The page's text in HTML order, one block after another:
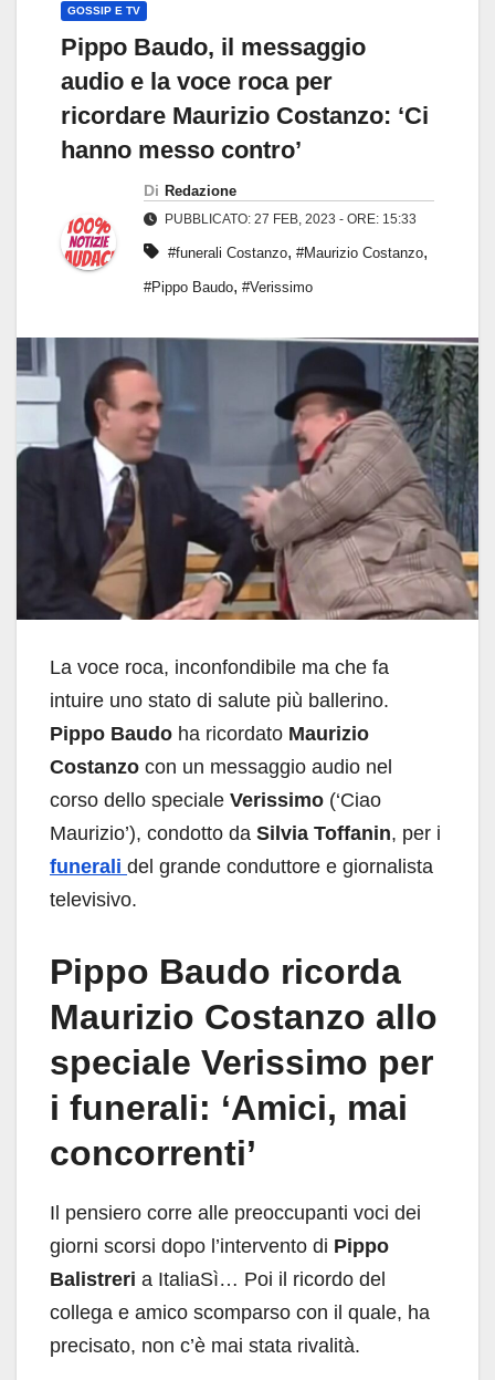
GOSSIP E TV
Pippo Baudo, il messaggio
audio e la voce roca per
ricordare Maurizio Costanzo: ‘Ci
hanno messo contro’
Di Redazione
PUBBLICATO: 27 FEB, 2023 - ORE: 15:33
#funerali Costanzo, #Maurizio Costanzo,
#Pippo Baudo, #Verissimo
La voce roca, inconfondibile ma che fa
intuire uno stato di salute più ballerino.
Pippo Baudo ha ricordato Maurizio
Costanzo con un messaggio audio nel
corso dello speciale Verissimo (‘Ciao
Maurizio’), condotto da Silvia Toffanin, per i
funerali del grande conduttore e giornalista
televisivo.
Pippo Baudo ricorda
Maurizio Costanzo allo
speciale Verissimo per
i funerali: ‘Amici, mai
concorrenti’
Il pensiero corre alle preoccupanti voci dei
giorni scorsi dopo l’intervento di Pippo
Balistreri a ItaliaSì… Poi il ricordo del
collega e amico scomparso con il quale, ha
precisato, non c’è mai stata rivalità.